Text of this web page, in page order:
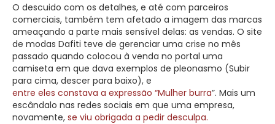
O descuido com os detalhes, e até com parceiros
comerciais, também tem afetado a imagem das marcas
ameaçando a parte mais sensível delas: as vendas. O site
de modas Dafiti teve de gerenciar uma crise no mês
passado quando colocou à venda no portal uma
camiseta em que dava exemplos de pleonasmo (Subir
para cima, descer para baixo), e
entre eles constava a expressão “Mulher burra”. Mais um
escândalo nas redes sociais em que uma empresa,
novamente, se viu obrigada a pedir desculpa.